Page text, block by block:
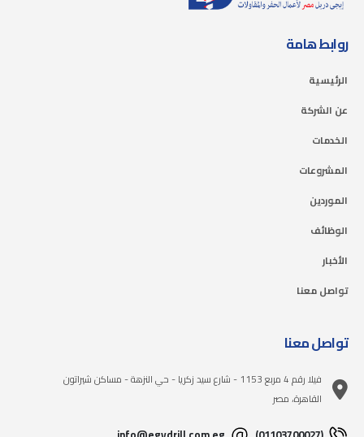
روابط هامة
الرئيسية
عن الشركة
الخدمات
المشروعات
الموردين
الوظائف
الأخبار
تواصل معنا
تواصل معنا
فيلا رقم 4 مربع 1153 - شارع سيد زكريا - حي النزهة - مساكن شيراتون
القاهرة، مصر